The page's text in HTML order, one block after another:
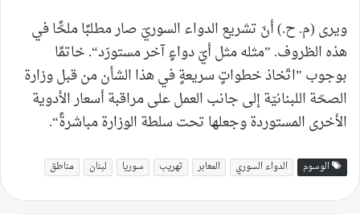
ويرى (م. ح.) أنّ تشريع الدواء السوريّ صار مطلبًا ملحًّا في
هذه الظروف. ”مثله مثل أيّ دواءٍ آخر مستورَد“. خاتمًا
بوجوب ”اتّخاذ خطواتٍ سريعةٍ في هذا الشأن من قبل وزارة
الصحّة اللبنانيّة إلى جانب العمل على مراقبة أسعار الأدوية
الأخرى المستوردة وجعلها تحت سلطة الوزارة مباشرةً“.
الوسوم الدواء السوري المعابر تهريب سوريا لبنان مناطق